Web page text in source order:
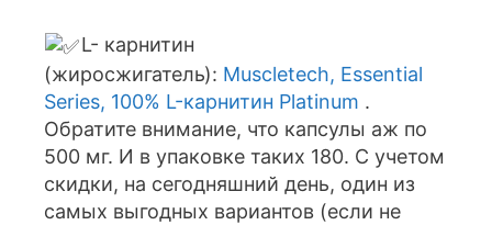
L- карнитин
(жиросжигатель): Muscletech, Essential
Series, 100% L-карнитин Platinum .
Обратите внимание, что капсулы аж по
500 мг. И в упаковке таких 180. С учетом
скидки, на сегодняшний день, один из
самых выгодных вариантов (если не